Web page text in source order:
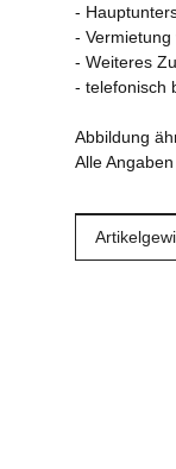
-
-
- Weiteres
- telefonisch
Abbildung
Alle
Wert